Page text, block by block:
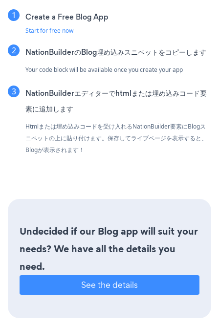
Create a Free Blog App
Start for free now
NationBuilderのBlog埋め込みスニペットをコピーします
Your code block will be available once you create your app
NationBuilderエディターでhtmlまたは埋め込みコード要
素に追加します
Htmlまたは埋め込みコードを受け入れるNationBuilder要素にBlogス
ニペットの上に貼り付けます。保存してライブページを表示すると、
Blogが表示されます！
Undecided if our Blog app will suit your
needs? We have all the details you
need.
See the details